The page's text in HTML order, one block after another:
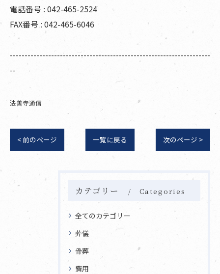
電話番号 : 042-465-2524
FAX番号 : 042-465-6046
--------------------------------------------------------------------
--
法善寺通信
< 前のページ 一覧に戻る 次のページ >
カテゴリー Categories
全てのカテゴリー
葬儀
骨葬
費用